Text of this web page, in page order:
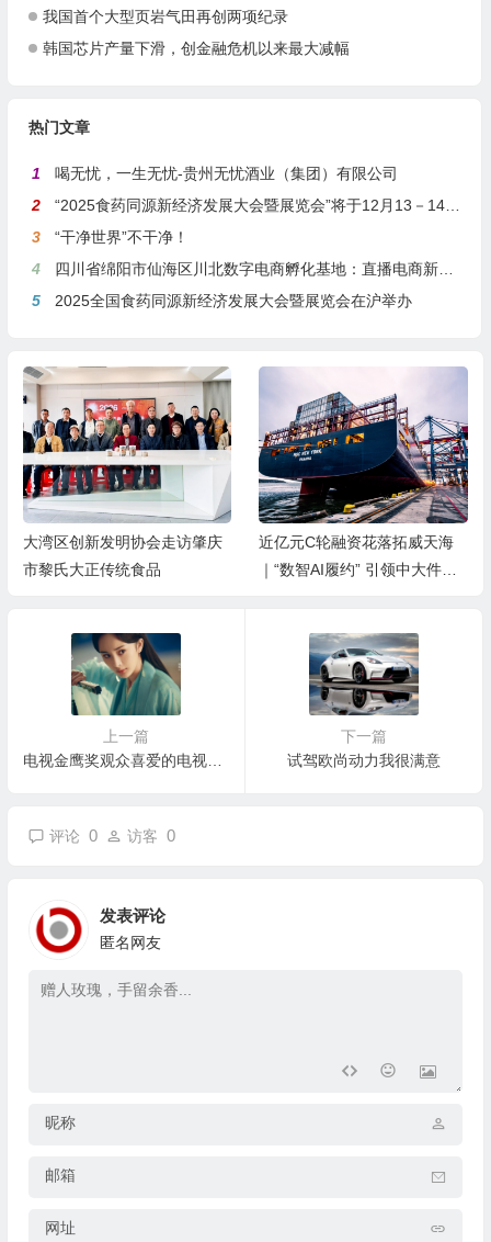
我国首个大型页岩气田再创两项纪录
韩国芯片产量下滑，创金融危机以来最大减幅
热门文章
1
喝无忧，一生无忧-贵州无忧酒业（集团）有限公司
2
“2025食药同源新经济发展大会暨展览会”将于12月13－14日在沪举行
3
“干净世界”不干净！
4
四川省绵阳市仙海区川北数字电商孵化基地：直播电商新引擎，预计年产值达5亿
5
2025全国食药同源新经济发展大会暨展览会在沪举办
大湾区创新发明协会走访肇庆
市黎氏大正传统食品
近亿元C轮融资花落拓威天海
｜“数智AI履约” 引领中大件出
上一篇
电视金鹰奖观众喜爱的电视剧女演员奖提名
下一篇
试驾欧尚动力我很满意
评论 0 访客 0
发表评论
匿名网友
昵称
邮箱
网址